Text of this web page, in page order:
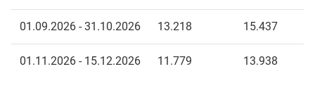
01.09.2026 - 31.10.2026 13.218 15.437
01.11.2026 - 15.12.2026 11.779 13.938